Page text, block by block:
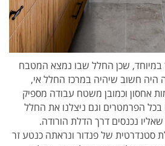
במיוחד, שכן החלל שבו נמצא המטבח
היה חשוב שיהיה במרכז החלל אי,
אחסון וכמובן משטח עבודה מספיק
בכל הפרמטרים וגם ניצלנו את החלל
נכנסים דרך הדלת הורודה.
של פנדור ונראתה כנטע זר